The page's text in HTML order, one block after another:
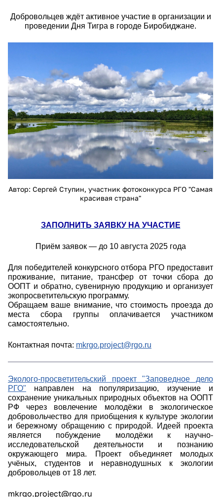
Добровольцев ждёт активное участие в организации и
проведении Дня Тигра в городе Биробиджане.
Автор: Сергей Ступин, участник фотоконкурса РГО "Самая
красивая страна"
ЗАПОЛНИТЬ ЗАЯВКУ НА УЧАСТИЕ
Приём заявок — до 10 августа 2025 года
Для победителей конкурсного отбора РГО предоставит
проживание, питание, трансфер от точки сбора до
ООПТ и обратно, сувенирную продукцию и организует
экопросветительскую программу.
Обращаем ваше внимание, что стоимость проезда до
места сбора группы оплачивается участником
самостоятельно.
Контактная почта: mkrgo.project@rgo.ru
Эколого-просветительский проект "Заповедное дело
РГО" направлен на популяризацию, изучение и
сохранение уникальных природных объектов на ООПТ
РФ через вовлечение молодёжи в экологическое
добровольчество для приобщения к культуре экологии
и бережному обращению с природой. Идеей проекта
является побуждение молодёжи к научно-
исследовательской деятельности и познанию
окружающего мира. Проект объединяет молодых
учёных, студентов и неравнодушных к экологии
добровольцев от 18 лет.
mkrgo.project@rgo.ru